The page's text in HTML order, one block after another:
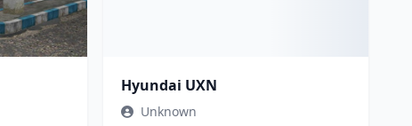
Hyundai UXN
Unknown